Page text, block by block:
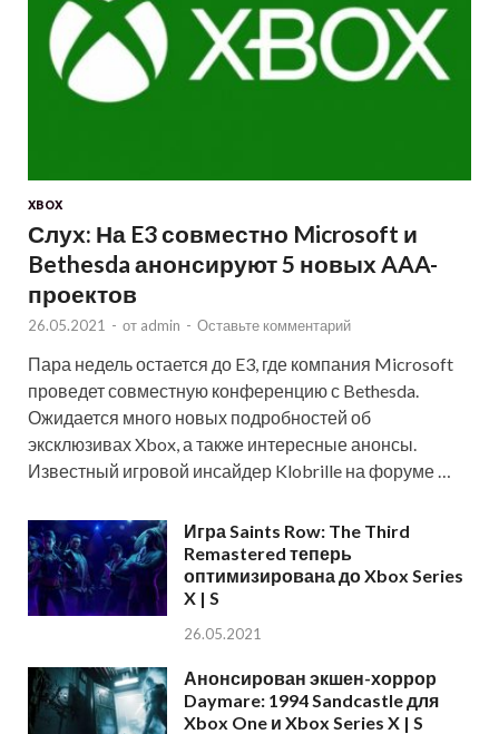
XBOX
Слух: На E3 совместно Microsoft и
Bethesda анонсируют 5 новых AAA-
проектов
26.05.2021 - от admin - Оставьте комментарий
Пара недель остается до E3, где компания Microsoft
проведет совместную конференцию с Bethesda.
Ожидается много новых подробностей об
эксклюзивах Xbox, а также интересные анонсы.
Известный игровой инсайдер Klobrille на форуме …
Игра Saints Row: The Third
Remastered теперь
оптимизирована до Xbox Series
X | S
26.05.2021
Анонсирован экшен-хоррор
Daymare: 1994 Sandcastle для
Xbox One и Xbox Series X | S